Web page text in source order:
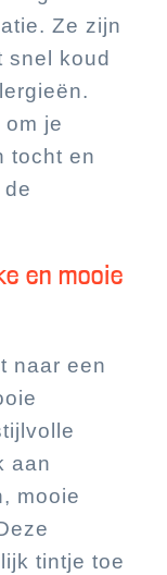
Ze zijn
snel koud
je
tocht en
en mooie
naar een
aan
mooie
tintje toe